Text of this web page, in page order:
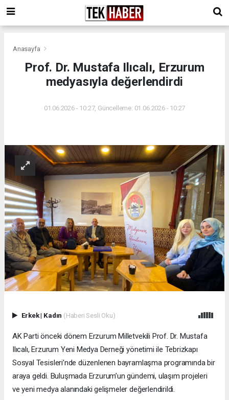
Anasayfa
Prof. Dr. Mustafa Ilıcalı, Erzurum
medyasıyla değerlendirdi
01.06.2026 - 10:27, Güncelleme: 01.06.2026 - 10:27
Erkek| Kadın (Haberi Sesli Oku)
AK Parti önceki dönem Erzurum Milletvekili Prof. Dr. Mustafa
Ilıcalı, Erzurum Yeni Medya Derneği yönetimi ile Tebrizkapı
Sosyal Tesisleri’nde düzenlenen bayramlaşma programında bir
araya geldi. Buluşmada Erzurum’un gündemi, ulaşım projeleri
ve yeni medya alanındaki gelişmeler değerlendirildi.